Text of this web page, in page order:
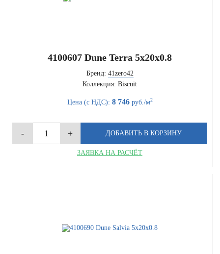
4100607 Dune Terra 5x20x0.8
Бренд: 41zero42
Коллекция: Biscuit
Цена (с НДС): 8 746руб./м2
ЗАЯВКА НА РАСЧЁТ